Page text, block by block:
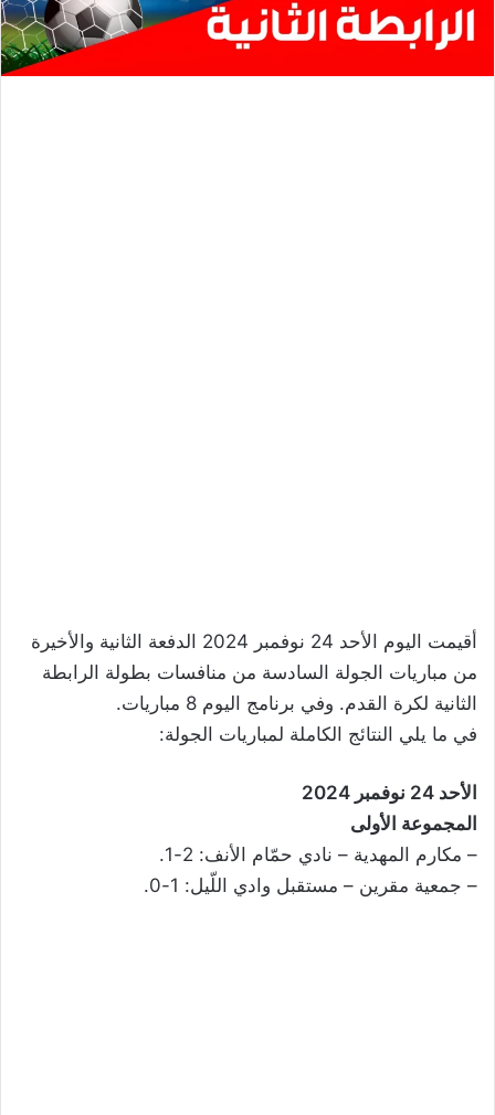
أقيمت اليوم الأحد 24 نوفمبر 2024 الدفعة الثانية والأخيرة
من مباريات الجولة السادسة من منافسات بطولة الرابطة
الثانية لكرة القدم. وفي برنامج اليوم 8 مباريات.
في ما يلي النتائج الكاملة لمباريات الجولة:
الأحد 24 نوفمبر 2024
المجموعة الأولى
– مكارم المهدية – نادي حمّام الأنف: 2-1.
– جمعية مقرين – مستقبل وادي اللّيل: 1-0.